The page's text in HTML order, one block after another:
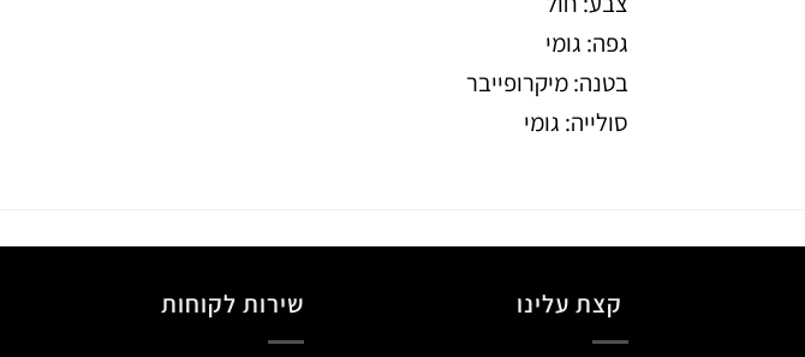
גפה: גומי
בטנה: מיקרופייבר
סולייה: גומי
קצת עלינו שירות לקוחות